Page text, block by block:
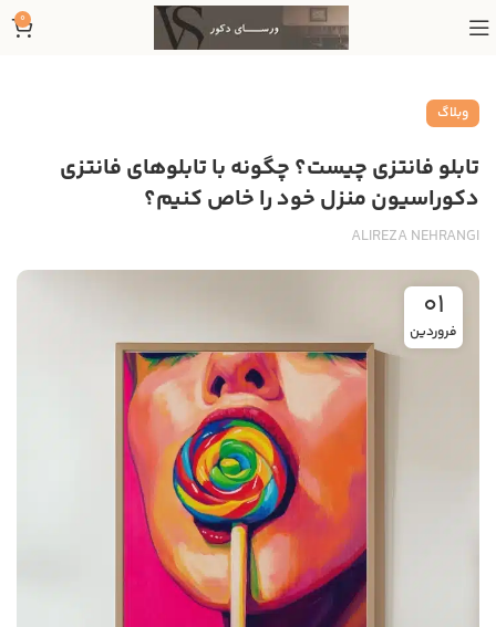
0
وبلاگ
تابلو فانتزی چیست؟ چگونه با تابلوهای فانتزی
دکوراسیون منزل خود را خاص کنیم؟
ALIREZA NEHRANGI
01
فروردین